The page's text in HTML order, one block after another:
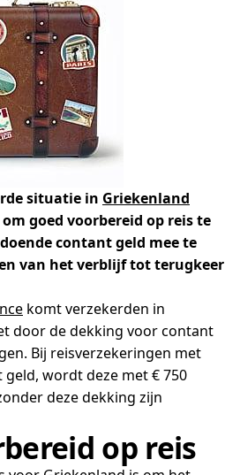
situatie in Griekenland
goed voorbereid op reis te
contant geld mee te
van het verblijf tot terugkeer
komt verzekerden in
door de dekking voor contant
Bij reisverzekeringen met
wordt deze met € 750
deze dekking zijn
op reis